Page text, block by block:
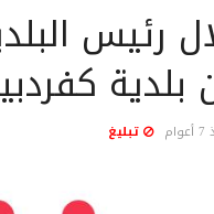
رئيس
تبليغ